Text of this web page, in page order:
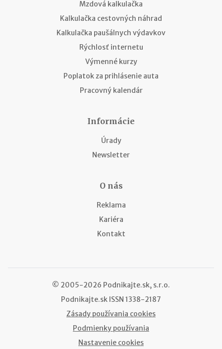
Mzdová kalkulačka
Kalkulačka cestovných náhrad
Kalkulačka paušálnych výdavkov
Rýchlosť internetu
Výmenné kurzy
Poplatok za prihlásenie auta
Pracovný kalendár
Informácie
Úrady
Newsletter
O nás
Reklama
Kariéra
Kontakt
© 2005-2026 Podnikajte.sk, s.r.o.
Podnikajte.sk ISSN 1338-2187
Zásady používania cookies
Podmienky používania
Nastavenie cookies